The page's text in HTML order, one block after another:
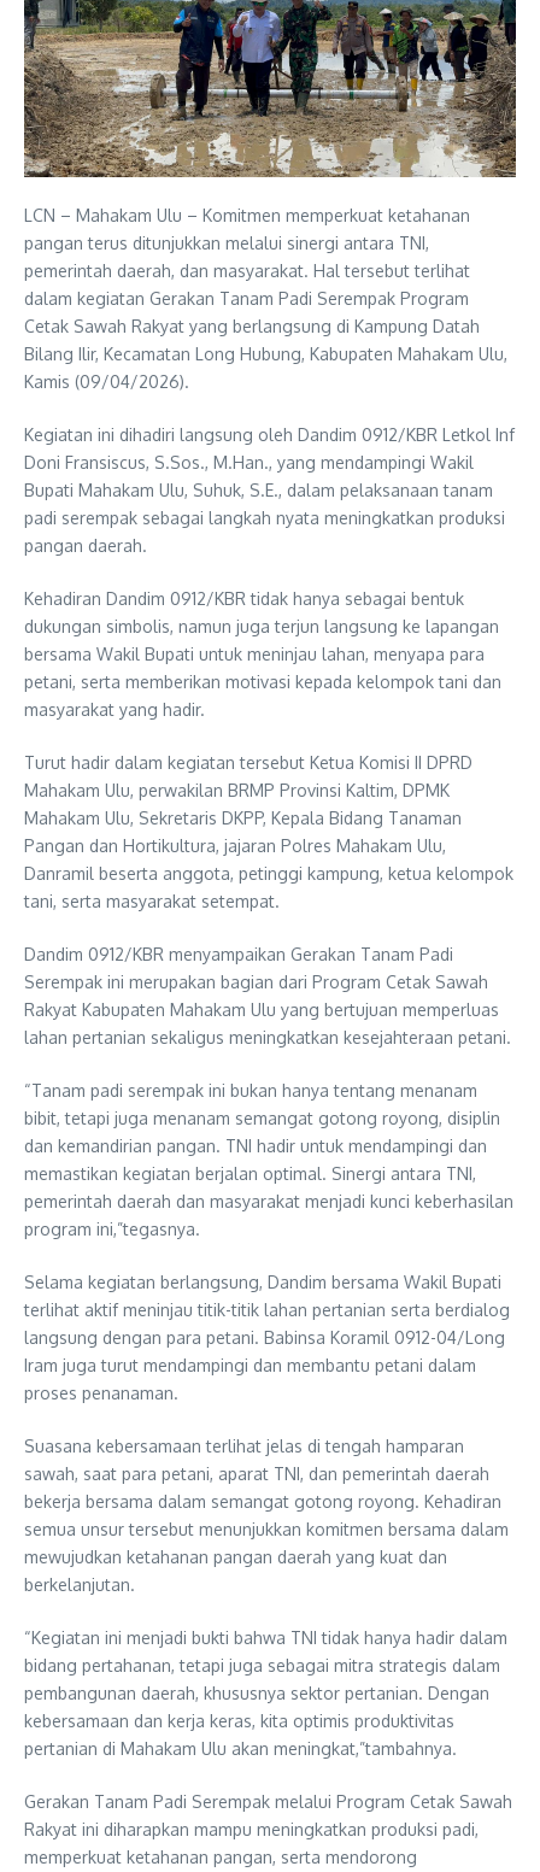
LCN – Mahakam Ulu – Komitmen memperkuat ketahanan
pangan terus ditunjukkan melalui sinergi antara TNI,
pemerintah daerah, dan masyarakat. Hal tersebut terlihat
dalam kegiatan Gerakan Tanam Padi Serempak Program
Cetak Sawah Rakyat yang berlangsung di Kampung Datah
Bilang Ilir, Kecamatan Long Hubung, Kabupaten Mahakam Ulu,
Kamis (09/04/2026).
Kegiatan ini dihadiri langsung oleh Dandim 0912/KBR Letkol Inf
Doni Fransiscus, S.Sos., M.Han., yang mendampingi Wakil
Bupati Mahakam Ulu, Suhuk, S.E., dalam pelaksanaan tanam
padi serempak sebagai langkah nyata meningkatkan produksi
pangan daerah.
Kehadiran Dandim 0912/KBR tidak hanya sebagai bentuk
dukungan simbolis, namun juga terjun langsung ke lapangan
bersama Wakil Bupati untuk meninjau lahan, menyapa para
petani, serta memberikan motivasi kepada kelompok tani dan
masyarakat yang hadir.
Turut hadir dalam kegiatan tersebut Ketua Komisi II DPRD
Mahakam Ulu, perwakilan BRMP Provinsi Kaltim, DPMK
Mahakam Ulu, Sekretaris DKPP, Kepala Bidang Tanaman
Pangan dan Hortikultura, jajaran Polres Mahakam Ulu,
Danramil beserta anggota, petinggi kampung, ketua kelompok
tani, serta masyarakat setempat.
Dandim 0912/KBR menyampaikan Gerakan Tanam Padi
Serempak ini merupakan bagian dari Program Cetak Sawah
Rakyat Kabupaten Mahakam Ulu yang bertujuan memperluas
lahan pertanian sekaligus meningkatkan kesejahteraan petani.
“Tanam padi serempak ini bukan hanya tentang menanam
bibit, tetapi juga menanam semangat gotong royong, disiplin
dan kemandirian pangan. TNI hadir untuk mendampingi dan
memastikan kegiatan berjalan optimal. Sinergi antara TNI,
pemerintah daerah dan masyarakat menjadi kunci keberhasilan
program ini,”tegasnya.
Selama kegiatan berlangsung, Dandim bersama Wakil Bupati
terlihat aktif meninjau titik-titik lahan pertanian serta berdialog
langsung dengan para petani. Babinsa Koramil 0912-04/Long
Iram juga turut mendampingi dan membantu petani dalam
proses penanaman.
Suasana kebersamaan terlihat jelas di tengah hamparan
sawah, saat para petani, aparat TNI, dan pemerintah daerah
bekerja bersama dalam semangat gotong royong. Kehadiran
semua unsur tersebut menunjukkan komitmen bersama dalam
mewujudkan ketahanan pangan daerah yang kuat dan
berkelanjutan.
“Kegiatan ini menjadi bukti bahwa TNI tidak hanya hadir dalam
bidang pertahanan, tetapi juga sebagai mitra strategis dalam
pembangunan daerah, khususnya sektor pertanian. Dengan
kebersamaan dan kerja keras, kita optimis produktivitas
pertanian di Mahakam Ulu akan meningkat,”tambahnya.
Gerakan Tanam Padi Serempak melalui Program Cetak Sawah
Rakyat ini diharapkan mampu meningkatkan produksi padi,
memperkuat ketahanan pangan, serta mendorong